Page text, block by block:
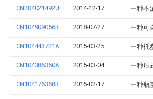
CN204021492U 2014-12-17 一种不
CN104909056B 2018-07-27 一种可
CN104443721A 2015-03-25 一种托
CN104386350A 2015-03-04 一种压
CN104176368B 2016-02-17 一种瓶